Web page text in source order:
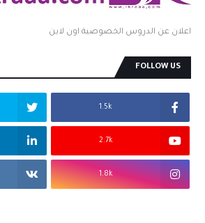
اعلان عن الدروس الخصوصية اون لاين
FOLLOW US
1.5k
2.7k
1.8k